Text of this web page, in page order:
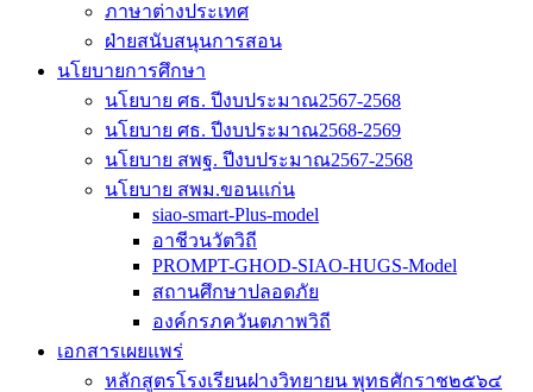
ภาษาต่างประเทศ
ฝ่ายสนับสนุนการสอน
นโยบายการศึกษา
นโยบาย ศธ. ปีงบประมาณ2567-2568
นโยบาย ศธ. ปีงบประมาณ2568-2569
นโยบาย สพฐ. ปีงบประมาณ2567-2568
นโยบาย สพม.ขอนแก่น
siao-smart-Plus-model
อาชีวนวัตวิถี
PROMPT-GHOD-SIAO-HUGS-Model
สถานศึกษาปลอดภัย
องค์กรภควันตภาพวิถี
เอกสารเผยแพร่
หลักสูตรโรงเรียนฝางวิทยายน พุทธศักราช๒๕๖๔